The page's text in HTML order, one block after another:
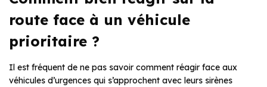
route face à un véhicule
prioritaire ?
Il est fréquent de ne pas savoir comment réagir face aux
véhicules d’urgences qui s’approchent avec leurs sirènes